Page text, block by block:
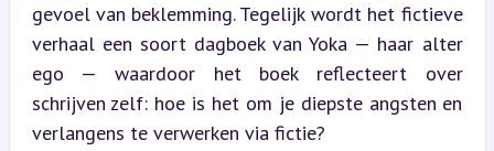
gevoel van beklemming. Tegelijk wordt het fictieve
verhaal een soort dagboek van Yoka — haar alter
ego — waardoor het boek reflecteert over
schrijven zelf: hoe is het om je diepste angsten en
verlangens te verwerken via fictie?